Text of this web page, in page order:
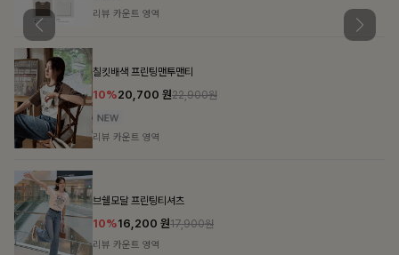
밴스트라이프 스트링원피스
25%35,100 원46,800원
리뷰 카운트 영역